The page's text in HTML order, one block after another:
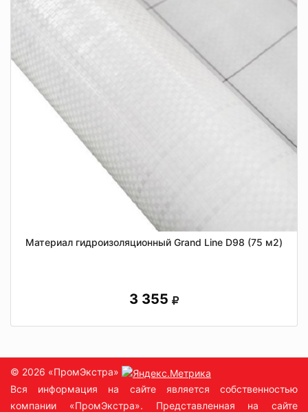
Материал гидроизоляционный Grand Line D98 (75 м2)
3 355
© 2026 «ПромЭкстра»
Вся информация на сайте является собственностью
компании «ПромЭкстра». Представленная на сайте